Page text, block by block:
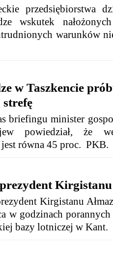
przedsiębiorstwa
wskutek
warunków
w Taszkencie
strefę
briefingu minister
powiedział, że
jest równa 45 proc. PKB.
Kirgistanu
w godzinach
bazy lotniczej w Kant.